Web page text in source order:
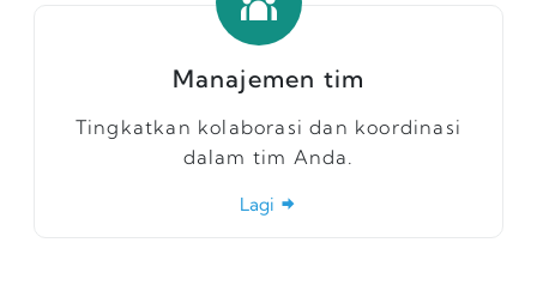
Manajemen tim
Tingkatkan kolaborasi dan koordinasi
dalam tim Anda.
Lagi